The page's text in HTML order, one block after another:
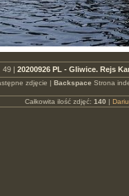
49 | 20200926 PL - Gliwice. Rejs
zdjęcie | Backspace Strona
Całkowita ilość zdjęć: 140 |